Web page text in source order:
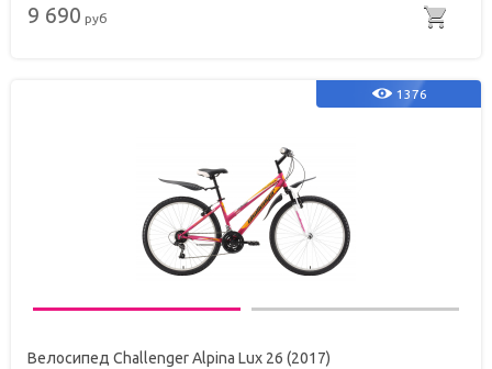
9 690 руб
1376
Велосипед Challenger Alpina Lux 26 (2017)